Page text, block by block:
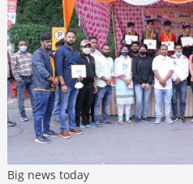
Big news today